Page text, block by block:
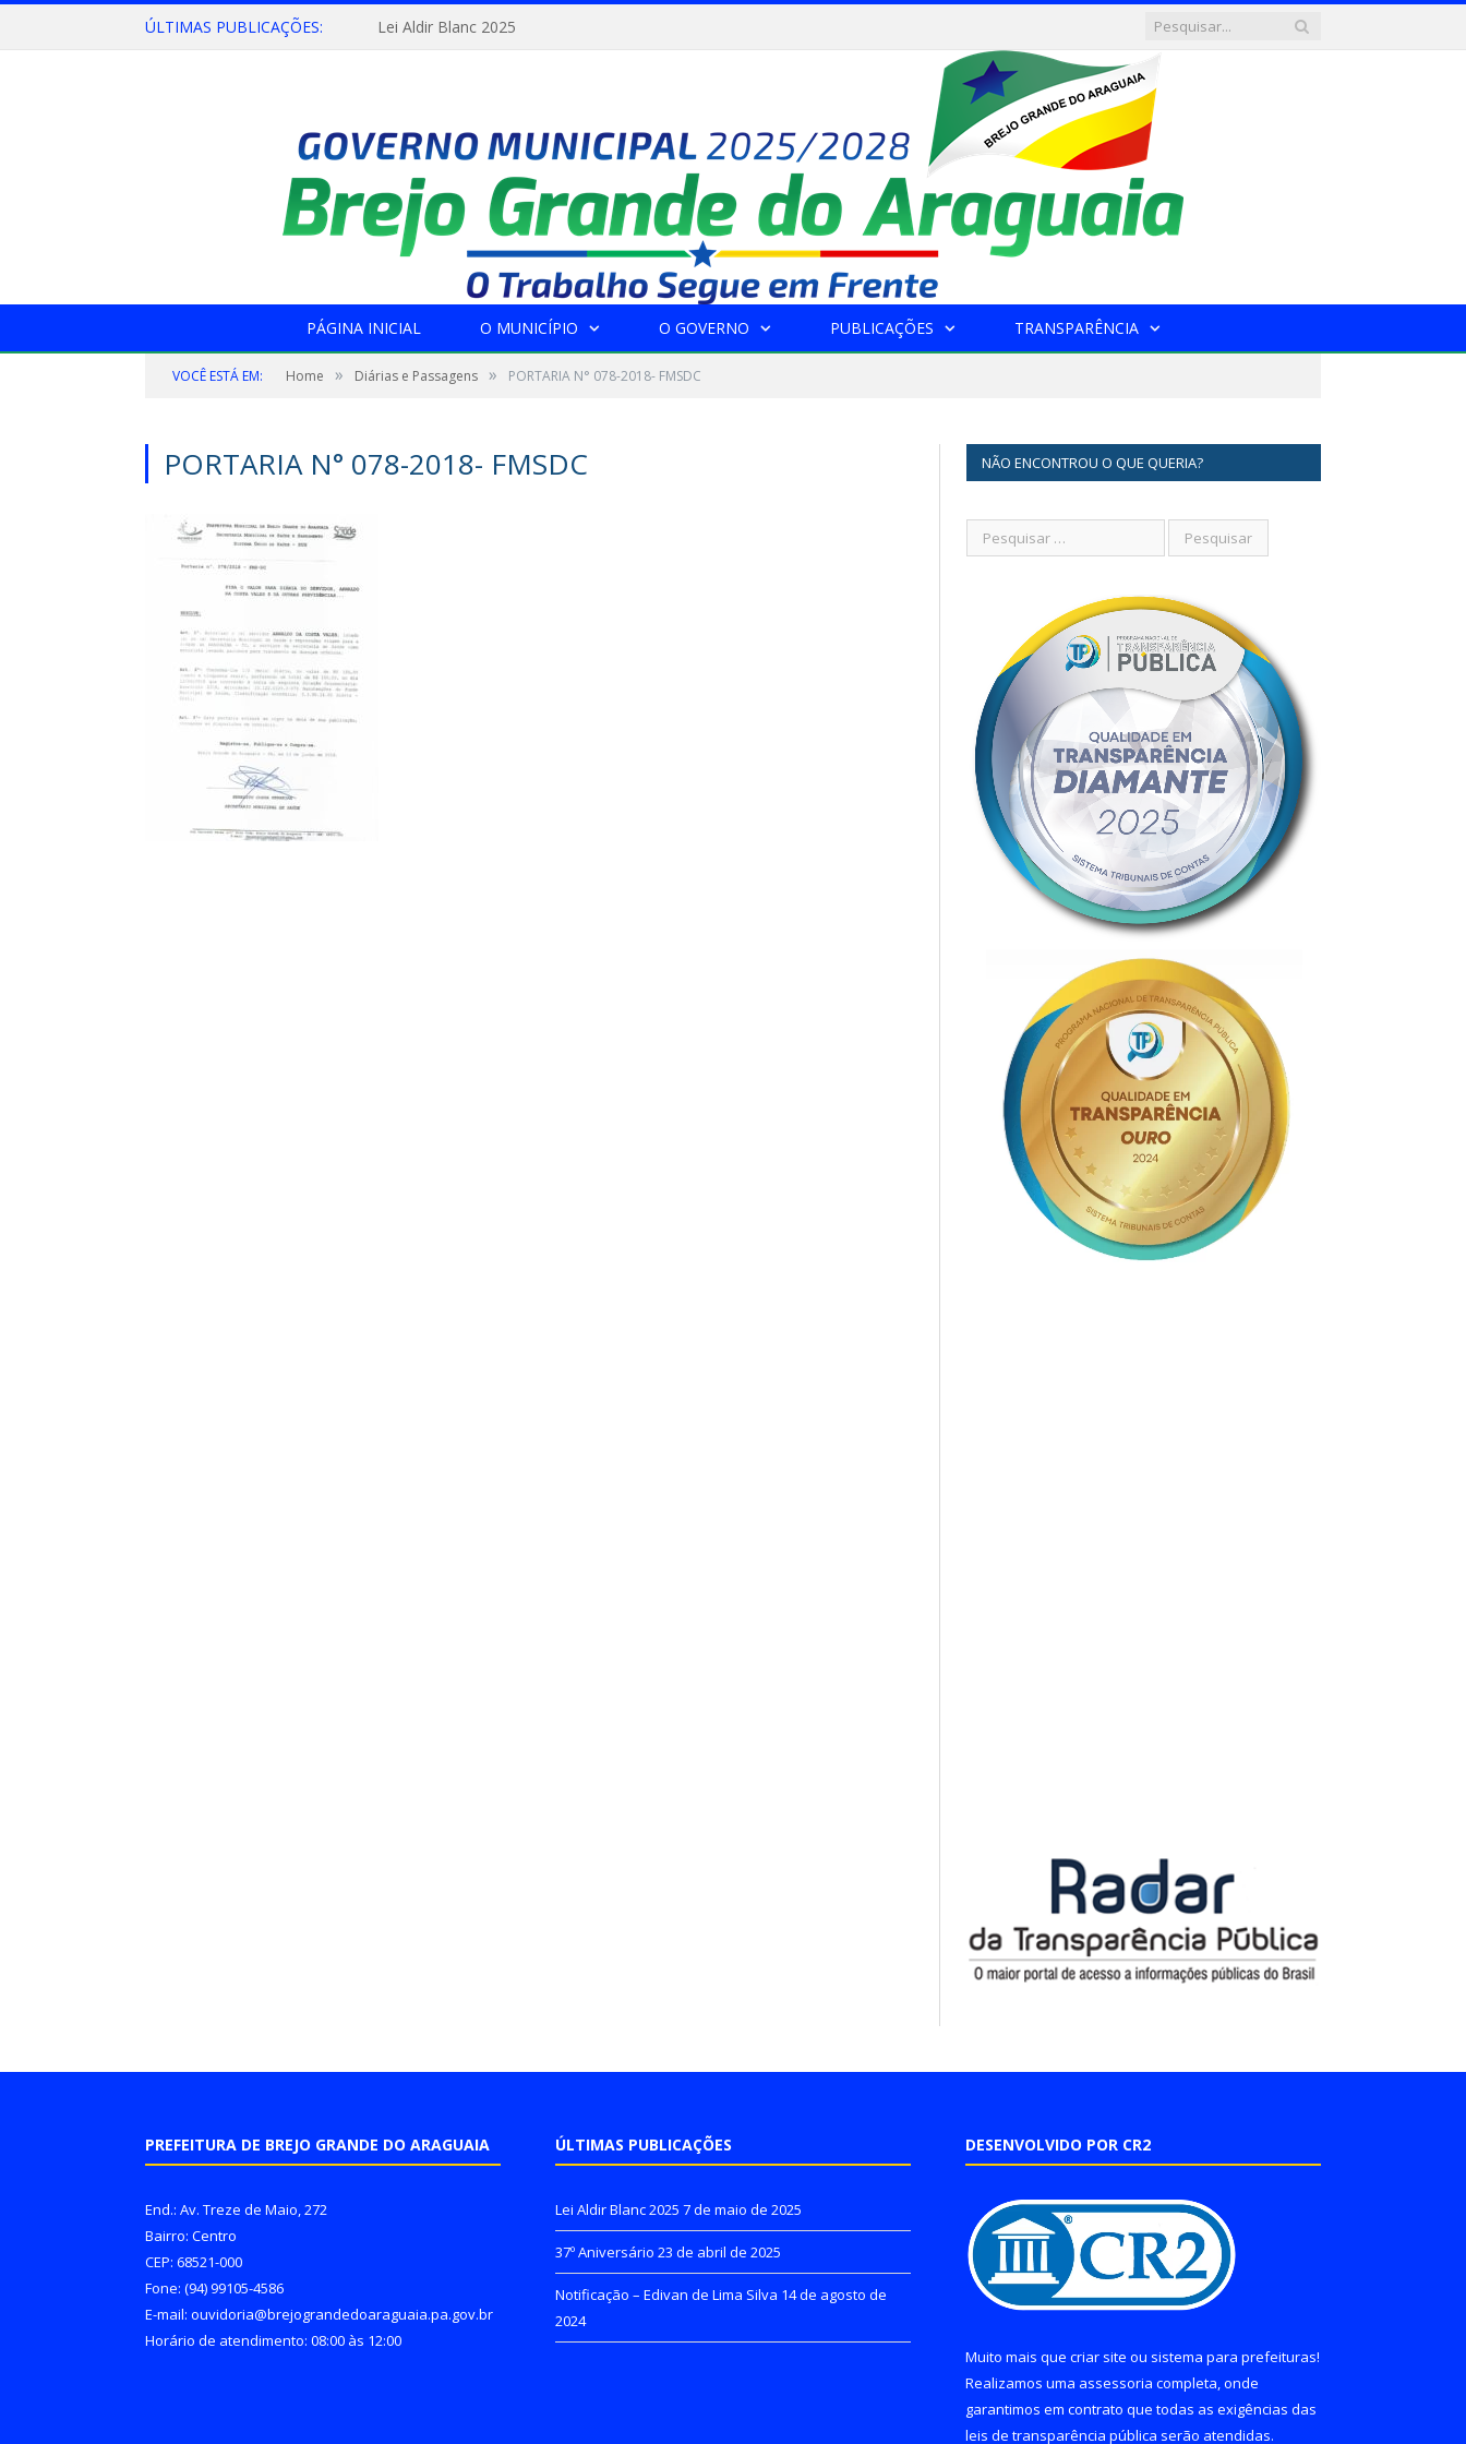
ÚLTIMAS PUBLICAÇÕES: Lei Aldir Blanc 2025
PÁGINA INICIAL O MUNICÍPIO O GOVERNO PUBLICAÇÕES TRANSPARÊNCIA
VOCÊ ESTÁ EM: Home » Diárias e Passagens » PORTARIA N° 078-2018- FMSDC
PORTARIA N° 078-2018- FMSDC NÃO ENCONTROU O QUE QUERIA?
PREFEITURA DE BREJO GRANDE DO ARAGUAIA
End.: Av. Treze de Maio, 272
Bairro: Centro
CEP: 68521-000
Fone: (94) 99105-4586
E-mail: ouvidoria@brejograndedoaraguaia.pa.gov.br
Horário de atendimento: 08:00 às 12:00
ÚLTIMAS PUBLICAÇÕES
Lei Aldir Blanc 2025 7 de maio de 2025
37º Aniversário 23 de abril de 2025
Notificação – Edivan de Lima Silva 14 de agosto de
2024
DESENVOLVIDO POR CR2
Muito mais que criar site ou sistema para prefeituras!
Realizamos uma assessoria completa, onde
garantimos em contrato que todas as exigências das
leis de transparência pública serão atendidas.